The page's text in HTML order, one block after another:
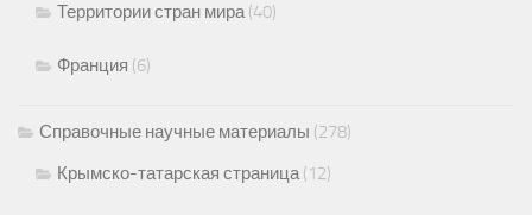
Территории стран мира(40)
Франция (6)
Справочные научные материалы (278)
Крымско-татарская страница(12)